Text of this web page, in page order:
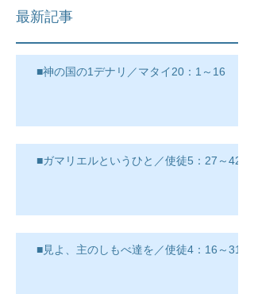
最新記事
■神の国の1デナリ／マタイ20：1～16
■ガマリエルというひと／使徒5：27～42
■見よ、主のしもべ達を／使徒4：16～31